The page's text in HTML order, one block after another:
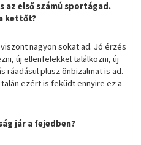
az első számú sportágad.
kettőt?
nagyon sokat ad. Jó érzés
új ellenfelekkel találkozni, új
ráadásul plusz önbizalmat is ad.
ezért is feküdt ennyire ez a
jár a fejedben?